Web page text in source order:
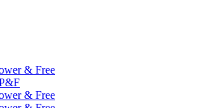
& Free
& Free